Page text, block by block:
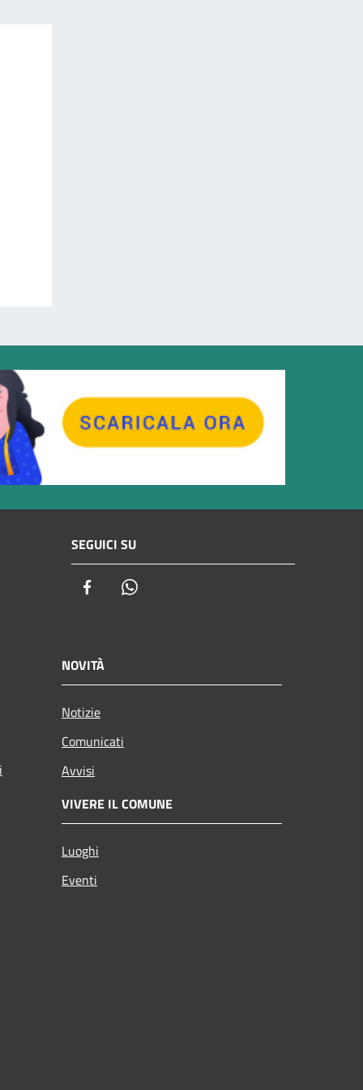
SEGUICI SU
Facebook
NOVITÀ
Notizie
Comunicati
Avvisi
VIVERE IL COMUNE
Luoghi
Eventi